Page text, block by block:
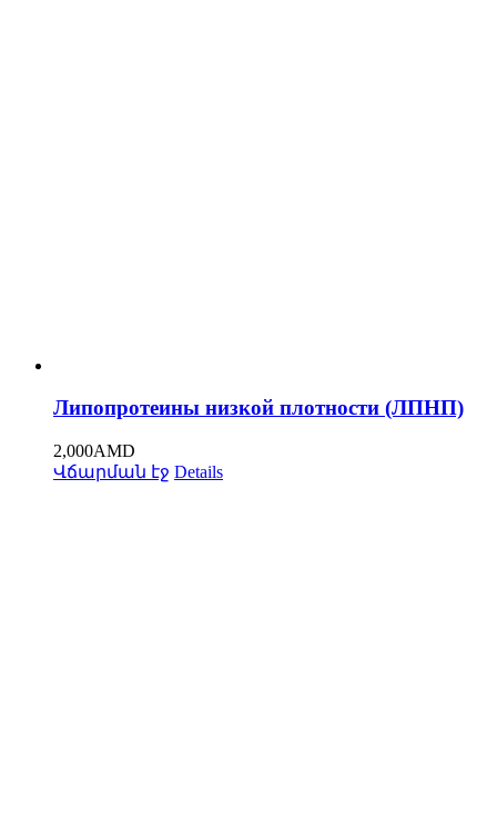
Липопротеины низкой плотности (ЛПНП)
2,000AMD
Վճարման էջ Details